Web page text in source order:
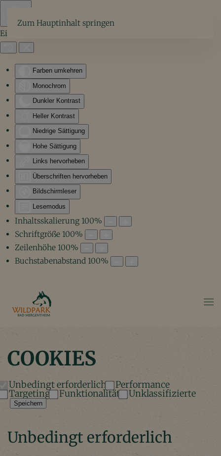
Eingabehilfen öffnen
Farben umkehren
Monochrom
Dunkler Kontrast
Heller Kontrast
Niedrige Sättigung
Hohe Sättigung
Links hervorheben
Überschriften hervorheben
Bildschirmleser
Lesemodus
Inhaltsskalierung 100%
Schriftgröße 100%
Zeilenhöhe 100%
Buchstabenabstand 100%
Zum Hauptinhalt springen
COOKIES
Unbedingt erforderlich Performance
Targeting Funktionalität Unklassifizierte
Speichern
Unbedingt erforderlich